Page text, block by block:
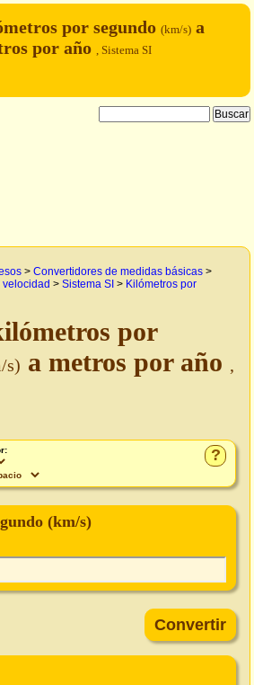
por segundo (km/s) a
por año , Sistema SI
> Convertidores de medidas básicas >
> Sistema SI > Kilómetros por
por
s) a metros por año ,
?
(km/s)